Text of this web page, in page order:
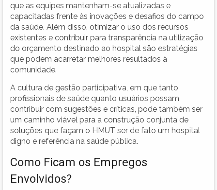
que as equipes mantenham-se atualizadas e
capacitadas frente às inovações e desafios do campo
da saúde. Além disso, otimizar o uso dos recursos
existentes e contribuir para transparência na utilização
do orçamento destinado ao hospital são estratégias
que podem acarretar melhores resultados à
comunidade.
A cultura de gestão participativa, em que tanto
profissionais de saúde quanto usuários possam
contribuir com sugestões e críticas, pode também ser
um caminho viável para a construção conjunta de
soluções que façam o HMUT ser de fato um hospital
digno e referência na saúde pública.
Como Ficam os Empregos
Envolvidos?